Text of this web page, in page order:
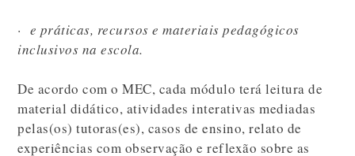
· e práticas, recursos e materiais pedagógicos
inclusivos na escola.
De acordo com o MEC, cada módulo terá leitura de
material didático, atividades interativas mediadas
pelas(os) tutoras(es), casos de ensino, relato de
experiências com observação e reflexão sobre as